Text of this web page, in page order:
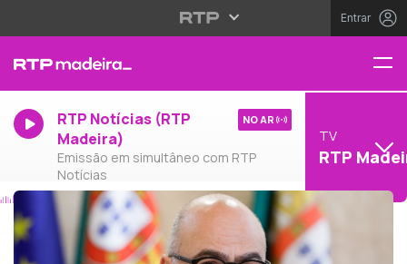
Entrar
RTP Notícias (RTP
Madeira)
Emissão em simultâneo com RTP
Notícias
NO AR
TV
RTP